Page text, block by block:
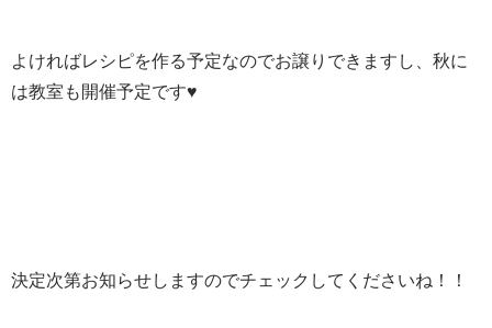
よければレシピを作る予定なのでお譲りできますし、秋に
は教室も開催予定です♥
決定次第お知らせしますのでチェックしてくださいね！！